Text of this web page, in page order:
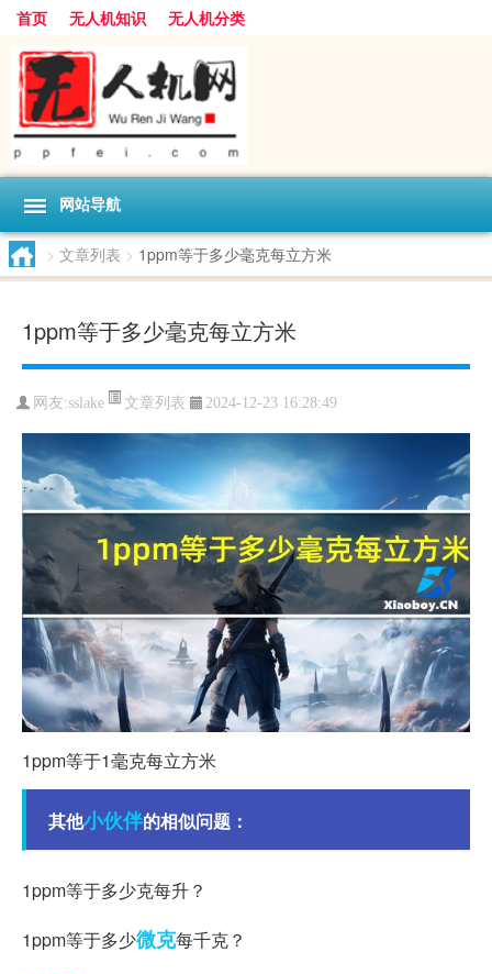
首页 无人机知识 无人机分类
网站导航
> 文章列表 > 1ppm等于多少毫克每立方米
1ppm等于多少毫克每立方米
网友:sslake 文章列表 2024-12-23 16:28:49
1ppm等于1毫克每立方米
其他小伙伴的相似问题：
1ppm等于多少克每升？
1ppm等于多少微克每千克？